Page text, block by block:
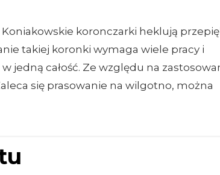
koronczarki heklują
takiej koronki wymaga wiele pracy i
jedną całość. Ze względu na
się prasowanie na wilgotno, można